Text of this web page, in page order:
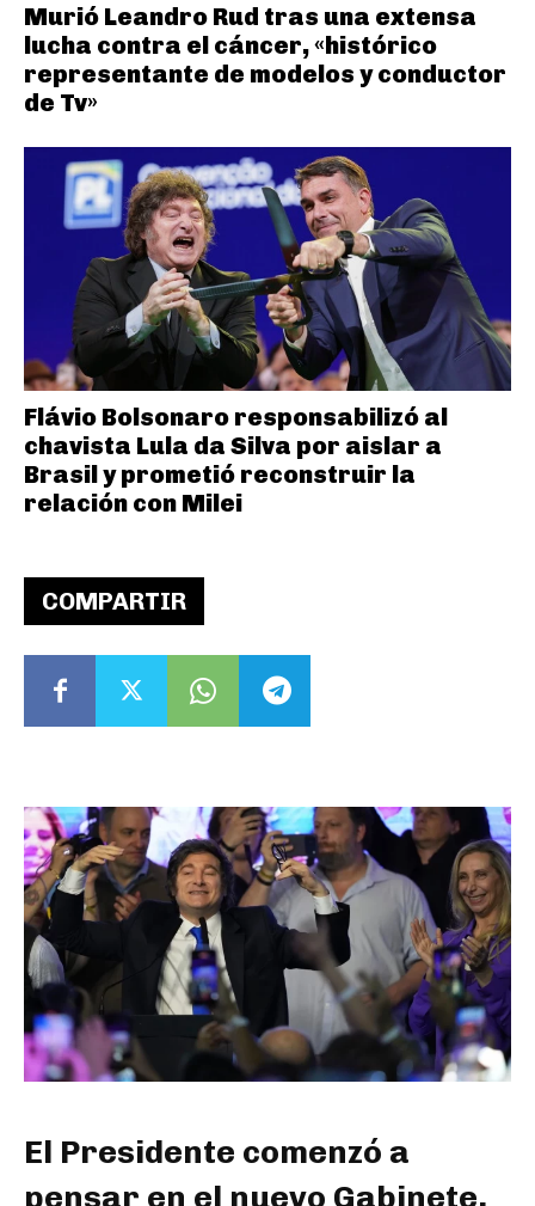
COMPARTIR
El Presidente comenzó a
pensar en el nuevo Gabinete,
Murió Leandro Rud tras una extensa
lucha contra el cáncer, «histórico
representante de modelos y conductor
de Tv»
Flávio Bolsonaro responsabilizó al
chavista Lula da Silva por aislar a
Brasil y prometió reconstruir la
relación con Milei